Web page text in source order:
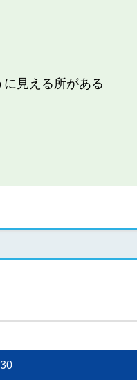
見える所がある